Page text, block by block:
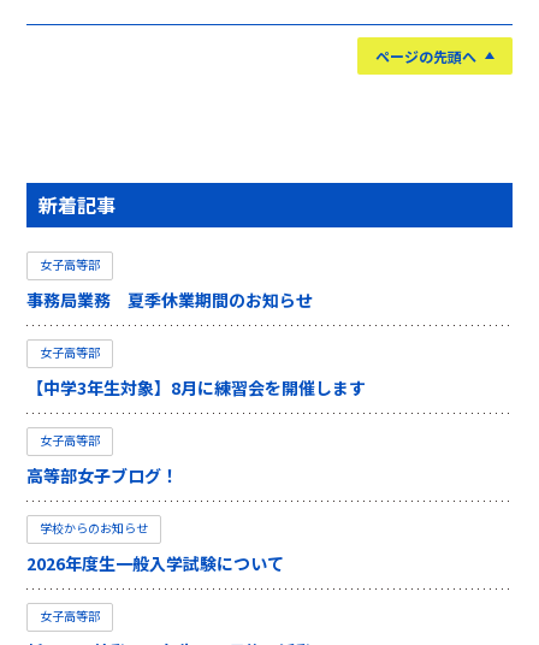
ページの先頭へ
新着記事
女子高等部
事務局業務 夏季休業期間のお知らせ
女子高等部
【中学3年生対象】8月に練習会を開催します
女子高等部
高等部女子ブログ！
学校からのお知らせ
2026年度生一般入学試験について
女子高等部